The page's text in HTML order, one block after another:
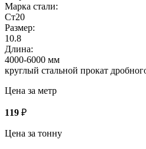
Марка стали:
Ст20
Размер:
10.8
Длина:
4000-6000 мм
круглый стальной прокат
Цена за метр
119 ₽
Цена за тонну